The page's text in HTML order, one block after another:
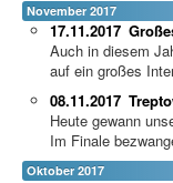
November 2017
17.11.2017
Auch in diesem
auf ein großes
08.11.2017
Heute gewann
Im Finale
Oktober 2017